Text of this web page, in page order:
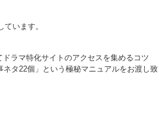
います。
ドラマ特化サイトのアクセスを集めるコツ
タ22個」という極秘マニュアルをお渡し致